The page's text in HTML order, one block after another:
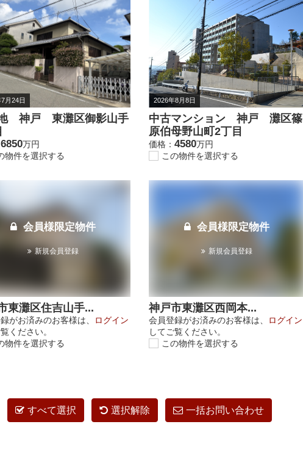
月24日
神戸 東灘区御影山手
6850万円
物件を選択する
2026年8月8日
中古マンション 神戸 灘区篠
原伯母野山町2丁目
価格： 4580万円
この物件を選択する
会員様限定物件
新規会員登録
東灘区住吉山手...
がお済みのお客様は、
ログイン
ください。
物件を選択する
会員様限定物件
新規会員登録
神戸市東灘区西岡本...
会員登録がお済みのお客様は、
ログイン
してご覧ください。
この物件を選択する
すべて選択 選択解除 一括お問い合わせ